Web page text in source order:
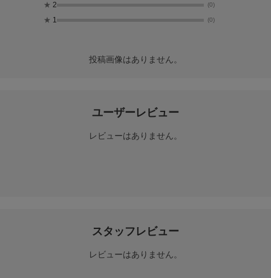
★ 2 (0)
★ 1 (0)
投稿画像はありません。
ユーザーレビュー
レビューはありません。
スタッフレビュー
レビューはありません。